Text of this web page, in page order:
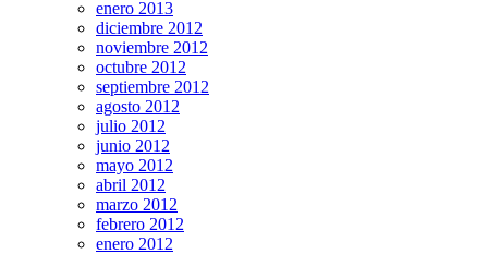
enero 2013
diciembre 2012
noviembre 2012
octubre 2012
septiembre 2012
agosto 2012
julio 2012
junio 2012
mayo 2012
abril 2012
marzo 2012
febrero 2012
enero 2012